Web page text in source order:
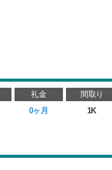
礼金 間取り
0ヶ月 1K